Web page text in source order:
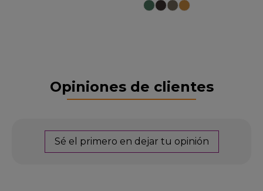
Opiniones de clientes
Sé el primero en dejar tu opinión